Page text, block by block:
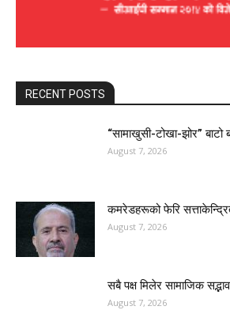
RECENT POSTS
“सामाखुसी-टोखा-झोर” बाटो
August 7, 2026
कमरेडहरूको फेरि
August 7, 2026
सबै पक्ष मिलेर सामाजिक
August 7, 2026